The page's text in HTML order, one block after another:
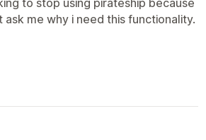
me why i need this functionality.